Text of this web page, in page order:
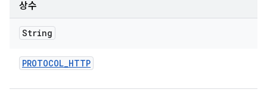
상수
String
PROTOCOL_HTTP